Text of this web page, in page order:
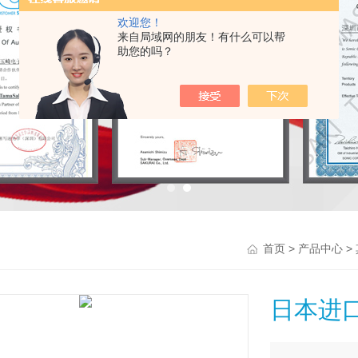
欢迎您！
来自局域网的朋友！有什么可以帮
助您的吗？
首页> 产品中心>
日本进